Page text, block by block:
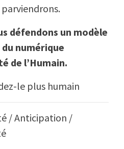
défendons un modèle
numérique
de l’Humain.
le plus humain
/ Anticipation /